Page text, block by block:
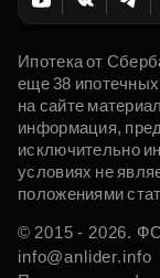
Ипотека от
еще 38
на сайте
информация,
исключительно
условиях не
положениями
© 2015 - 2026.
info@anlider.info